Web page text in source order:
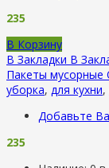
235
В Корзину
В Закладки В
Пакеты мусорные
уборка, для кухни,
Добавьте
235